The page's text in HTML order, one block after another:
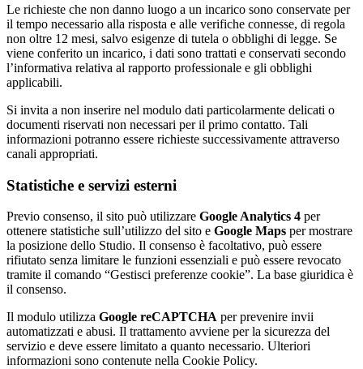
Le richieste che non danno luogo a un incarico sono conservate per
il tempo necessario alla risposta e alle verifiche connesse, di regola
non oltre 12 mesi, salvo esigenze di tutela o obblighi di legge. Se
viene conferito un incarico, i dati sono trattati e conservati secondo
l’informativa relativa al rapporto professionale e gli obblighi
applicabili.
Si invita a non inserire nel modulo dati particolarmente delicati o
documenti riservati non necessari per il primo contatto. Tali
informazioni potranno essere richieste successivamente attraverso
canali appropriati.
Statistiche e servizi esterni
Previo consenso, il sito può utilizzare Google Analytics 4 per
ottenere statistiche sull’utilizzo del sito e Google Maps per mostrare
la posizione dello Studio. Il consenso è facoltativo, può essere
rifiutato senza limitare le funzioni essenziali e può essere revocato
tramite il comando “Gestisci preferenze cookie”. La base giuridica è
il consenso.
Il modulo utilizza Google reCAPTCHA per prevenire invii
automatizzati e abusi. Il trattamento avviene per la sicurezza del
servizio e deve essere limitato a quanto necessario. Ulteriori
informazioni sono contenute nella Cookie Policy.